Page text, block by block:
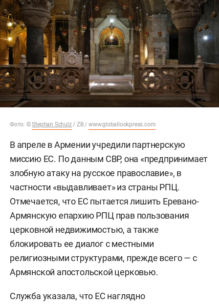
Фото: ©Stephan Schulz/ ZB /www.globallookpress.com
В апреле в Армении учредили партнерскую
миссию ЕС. По данным СВР, она «предпринимает
злобную атаку на русское православие», в
частности «выдавливает» из страны РПЦ.
Отмечается, что ЕС пытается лишить Еревано-
Армянскую епархию РПЦ прав пользования
церковной недвижимостью, а также
блокировать ее диалог с местными
религиозными структурами, прежде всего — с
Армянской апостольской церковью.
Служба указала, что ЕС наглядно